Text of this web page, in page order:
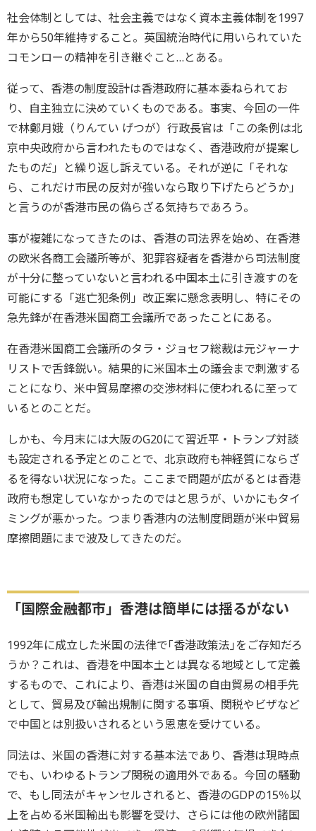
社会体制としては、社会主義ではなく資本主義体制を1997
年から50年維持すること。英国統治時代に用いられていた
コモンローの精神を引き継ぐこと…とある。
従って、香港の制度設計は香港政府に基本委ねられてお
り、自主独立に決めていくものである。事実、今回の一件
で林鄭月娥（りんてい げつが）行政長官は「この条例は北
京中央政府から言われたものではなく、香港政府が提案し
たものだ」と繰り返し訴えている。それが逆に「それな
ら、これだけ市民の反対が強いなら取り下げたらどうか」
と言うのが香港市民の偽らざる気持ちであろう。
事が複雑になってきたのは、香港の司法界を始め、在香港
の欧米各商工会議所等が、犯罪容疑者を香港から司法制度
が十分に整っていないと言われる中国本土に引き渡すのを
可能にする「逃亡犯条例」改正案に懸念表明し、特にその
急先鋒が在香港米国商工会議所であったことにある。
在香港米国商工会議所のタラ・ジョセフ総裁は元ジャーナ
リストで舌鋒鋭い。結果的に米国本土の議会まで刺激する
ことになり、米中貿易摩擦の交渉材料に使われるに至って
いるとのことだ。
しかも、今月末には大阪のG20にて習近平・トランプ対談
も設定される予定とのことで、北京政府も神経質にならざ
るを得ない状況になった。ここまで問題が広がるとは香港
政府も想定していなかったのではと思うが、いかにもタイ
ミングが悪かった。つまり香港内の法制度問題が米中貿易
摩擦問題にまで波及してきたのだ。
「国際金融都市」香港は簡単には揺るがない
1992年に成立した米国の法律で｢香港政策法｣をご存知だろ
うか？これは、香港を中国本土とは異なる地域として定義
するもので、これにより、香港は米国の自由貿易の相手先
として、貿易及び輸出規制に関する事項、関税やビザなど
で中国とは別扱いされるという恩恵を受けている。
同法は、米国の香港に対する基本法であり、香港は現時点
でも、いわゆるトランプ関税の適用外である。今回の騒動
で、もし同法がキャンセルされると、香港のGDPの15％以
上を占める米国輸出も影響を受け、さらには他の欧州諸国